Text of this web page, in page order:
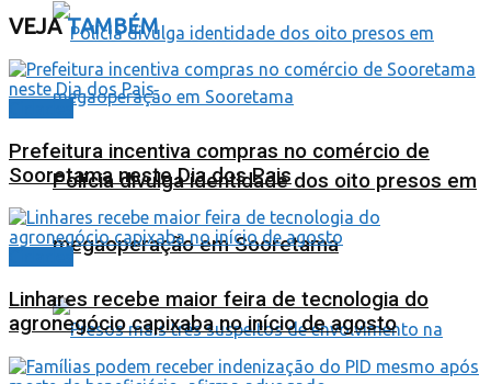
Polícia divulga identidade dos oito presos em
megaoperação em Sooretama
VEJATAMBÉM
Prefeitura incentiva compras no comércio de
Sooretama neste Dia dos Pais
Linhares recebe maior feira de tecnologia do
agronegócio capixaba no início de agosto